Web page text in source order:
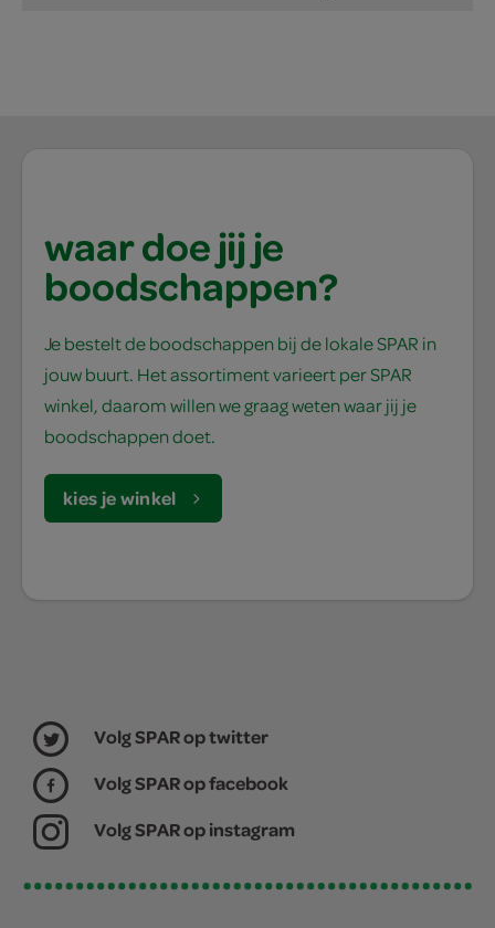
waar doe jij je
boodschappen?
Je bestelt de boodschappen bij de lokale SPAR in
jouw buurt. Het assortiment varieert per SPAR
winkel, daarom willen we graag weten waar jij je
boodschappen doet.
kies je winkel
Volg SPAR op twitter
Volg SPAR op facebook
Volg SPAR op instagram